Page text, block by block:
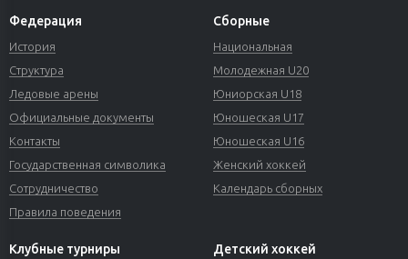
Федерация
История
Структура
Ледовые арены
Официальные документы
Контакты
Государственная символика
Сотрудничество
Правила поведения
Сборные
Национальная
Молодежная U20
Юниорская U18
Юношеская U17
Юношеская U16
Женский хоккей
Календарь сборных
Клубные турниры Детский хоккей